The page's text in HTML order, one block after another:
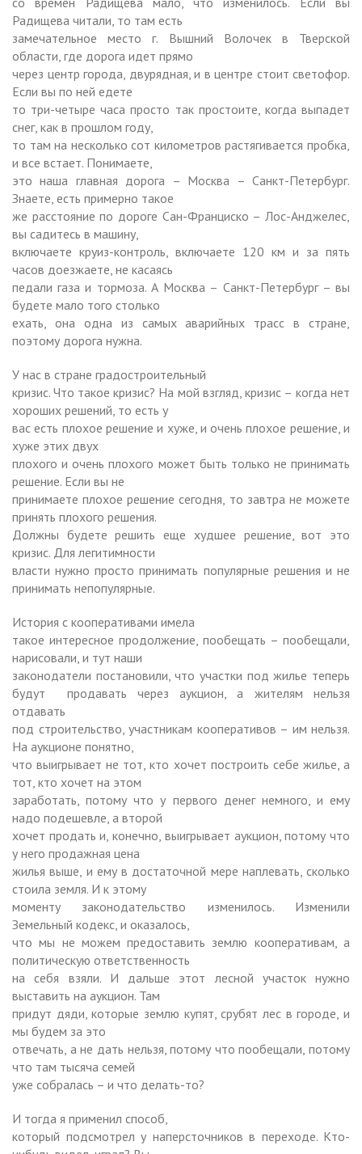
Радищева читали, то там есть
замечательное место г. Вышний Волочек в Тверской
области, где дорога идет прямо
через центр города, двурядная, и в центре стоит светофор.
Если вы по ней едете
то три-четыре часа просто так простоите, когда выпадет
снег, как в прошлом году,
то там на несколько сот километров растягивается пробка,
и все встает. Понимаете,
это наша главная дорога – Москва – Санкт-Петербург.
Знаете, есть примерно такое
же расстояние по дороге Сан-Франциско – Лос-Анджелес,
вы садитесь в машину,
включаете круиз-контроль, включаете 120 км и за пять
часов доезжаете, не касаясь
педали газа и тормоза. А Москва – Санкт-Петербург – вы
будете мало того столько
ехать, она одна из самых аварийных трасс в стране,
поэтому дорога нужна.
У нас в стране градостроительный
кризис. Что такое кризис? На мой взгляд, кризис– когда нет
хороших решений, то есть у
вас есть плохое решение и хуже, и очень плохое решение, и
хуже этих двух
плохого и очень плохого может быть только не принимать
решение. Если вы не
принимаете плохое решение сегодня, то завтра не можете
принять плохого решения.
Должны будете решить еще худшее решение, вот это
кризис. Для легитимности
власти нужно просто принимать популярные решения и не
принимать непопулярные.
История с кооперативами имела
такое интересное продолжение, пообещать – пообещали,
нарисовали, и тут наши
законодатели постановили, что участки под жилье теперь
будут
продавать через аукцион, а жителям нельзя
отдавать
под строительство, участникам кооперативов – им нельзя.
На аукционе понятно,
что выигрывает не тот, кто хочет построить себе жилье, а
тот, кто хочет на этом
заработать, потому что у первого денег немного, и ему
надо подешевле, а второй
хочет продать и, конечно, выигрывает аукцион, потому что
у него продажная цена
жилья выше, и ему в достаточной мере наплевать, сколько
стоила земля. И к этому
моменту законодательство изменилось. Изменили
Земельный кодекс, и оказалось,
что мы не можем предоставить землю кооперативам, а
политическую ответственность
на себя взяли. И дальше этот лесной участок нужно
выставить на аукцион. Там
придут дяди, которые землю купят, срубят лес в городе, и
мы будем за это
отвечать, а не дать нельзя, потому что пообещали, потому
что там тысяча семей
уже собралась – и что делать-то?
И тогда я применил способ,
который подсмотрел у наперсточников в переходе. Кто-